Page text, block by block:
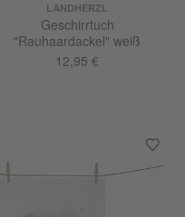
LANDHERZL
Geschirrtuch
"Rauhaardackel" weiß
12,95 €